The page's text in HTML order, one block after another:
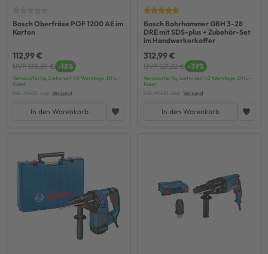
Bosch Oberfräse POF 1200 AE im
Karton
112,99 €
UVP 138,59 € -18%
Versandfertig, Lieferzeit 1-3 Werktage, DHL-
Paket
inkl. MwSt. zzgl. Versand
In den Warenkorb
Bosch Bohrhammer GBH 3-28
DRE mit SDS-plus + Zubehör-Set
im Handwerkerkoffer
312,99 €
UVP 521,22 € -39%
Versandfertig, Lieferzeit 1-3 Werktage, DHL-
Paket
inkl. MwSt. zzgl. Versand
In den Warenkorb